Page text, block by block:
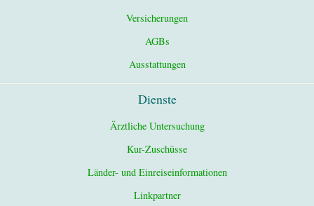
Versicherungen
AGBs
Ausstattungen
Dienste
Ärztliche Untersuchung
Kur-Zuschüsse
Länder- und Einreiseinformationen
Linkpartner